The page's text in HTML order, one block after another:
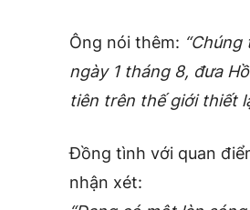
Ông nói thêm:
ngày 1 tháng 8, đưa
tiên trên thế giới thiết
Đồng tình với quan
nhận xét: